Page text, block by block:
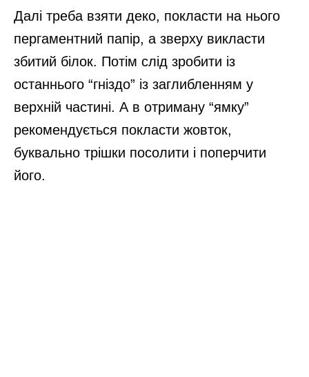
Далі треба взяти деко, покласти на нього
пергаментний папір, а зверху викласти
збитий білок. Потім слід зробити із
останнього “гніздо” із заглибленням у
верхній частині. А в отриману “ямку”
рекомендується покласти жовток,
буквально трішки посолити і поперчити
його.